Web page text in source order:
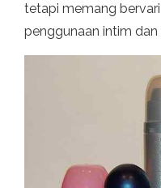
tetapi memang
penggunaan intim dan